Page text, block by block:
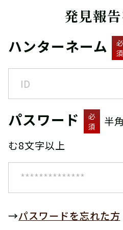
発見報
ハンターネーム
必
須
パスワード
必
須
半
む8文字以上
→パスワードを忘れた方